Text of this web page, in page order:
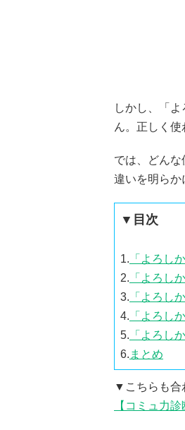
しかし、「
ん。正しく使
では、どん
違いを明らか
▼目次
1. 「よろし
2. 「よろし
3. 「よろし
4. 「よろし
5. 「よろし
6. まとめ
▼こちらも合
【コミュ力